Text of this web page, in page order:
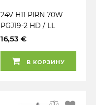
24V H11 PIRN 70W
PGJ19-2 HD / LL
+100% TRUCKSTAR
16,53 €
В КОРЗИНУ